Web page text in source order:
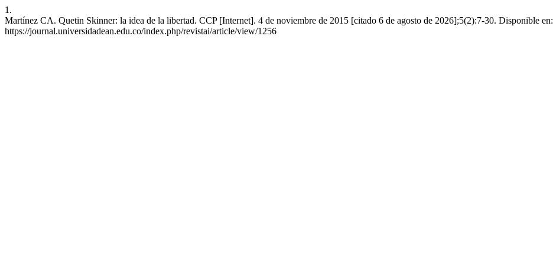
1.
Martínez CA. Quetin Skinner: la idea de la libertad. CCP [Internet]. 4 de noviembre de 2015 [citado 6 de agosto de 2026];5(2):7-30. Disponible en:
https://journal.universidadean.edu.co/index.php/revistai/article/view/1256